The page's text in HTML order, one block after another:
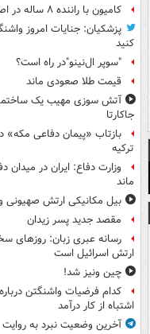
کامیون با راننده ۸ ساله در اصفهان توقیف شد
پزشکیان: جنایات امروز
کنید
"سوپر ال‌نینو"در راه است؟
قیمت طلا صعودی ماند
جاکارتا
بازتاب «پیمان دفاعی مکه»
ترکیه
وزارت دفاع: ایران در میدان
ماند
بیل مکانیکی ارتش صهیونی
مقصد جدید پسر زیدان
رسانه عبری زبان: روزهای
ارتش اسرائیل است
چین ونیز شد!
کدام فرضیات واشنگتن
اشتباه از کار درآمد
آخرین وضعیت نبرد به